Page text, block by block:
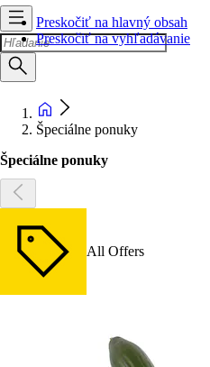
Preskočiť na hlavný obsah
Preskočiť na vyhľadávanie
Špeciálne ponuky
Špeciálne ponuky
All Offers